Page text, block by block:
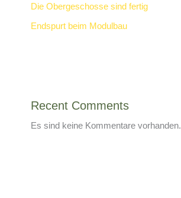
Die Obergeschosse sind fertig
Endspurt beim Modulbau
Recent Comments
Es sind keine Kommentare vorhanden.